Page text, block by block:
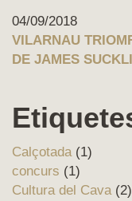
04/09/2018
VILARNAU
DE JAMES
Calçotada (1)
concurs (1)
Cultura del Cava (2)